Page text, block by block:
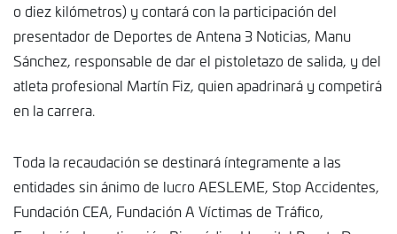
o diez kilómetros) y contará con la participación del
presentador de Deportes de Antena 3 Noticias, Manu
Sánchez, responsable de dar el pistoletazo de salida, y del
atleta profesional Martín Fiz, quien apadrinará y competirá
en la carrera.
Toda la recaudación se destinará íntegramente a las
entidades sin ánimo de lucro AESLEME, Stop Accidentes,
Fundación CEA, Fundación A Víctimas de Tráfico,